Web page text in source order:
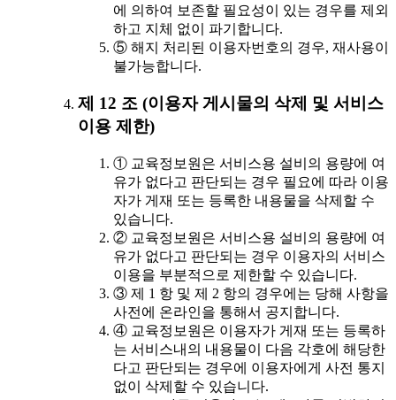
에 의하여 보존할 필요성이 있는 경우를 제외
하고 지체 없이 파기합니다.
⑤ 해지 처리된 이용자번호의 경우, 재사용이
불가능합니다.
제 12 조 (이용자 게시물의 삭제 및 서비스
이용 제한)
① 교육정보원은 서비스용 설비의 용량에 여
유가 없다고 판단되는 경우 필요에 따라 이용
자가 게재 또는 등록한 내용물을 삭제할 수
있습니다.
② 교육정보원은 서비스용 설비의 용량에 여
유가 없다고 판단되는 경우 이용자의 서비스
이용을 부분적으로 제한할 수 있습니다.
③ 제 1 항 및 제 2 항의 경우에는 당해 사항을
사전에 온라인을 통해서 공지합니다.
④ 교육정보원은 이용자가 게재 또는 등록하
는 서비스내의 내용물이 다음 각호에 해당한
다고 판단되는 경우에 이용자에게 사전 통지
없이 삭제할 수 있습니다.